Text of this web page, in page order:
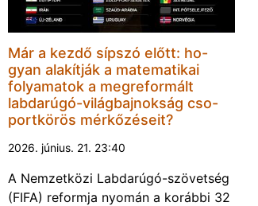
Már a kezdő sípszó előtt: ho-
gyan alakítják a matematikai
folyamatok a megreformált
labdarúgó-világbajnokság cso-
portkörös mérkőzéseit?
2026. június. 21. 23:40
A Nemzetközi Labdarúgó-szövetség
(FIFA) reformja nyomán a korábbi 32